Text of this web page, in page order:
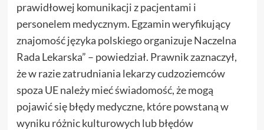
prawidłowej komunikacji z pacjentami i
personelem medycznym. Egzamin weryfikujący
znajomość języka polskiego organizuje Naczelna
Rada Lekarska” – powiedział. Prawnik zaznaczył,
że w razie zatrudniania lekarzy cudzoziemców
spoza UE należy mieć świadomość, że mogą
pojawić się błędy medyczne, które powstaną w
wyniku różnic kulturowych lub błędów